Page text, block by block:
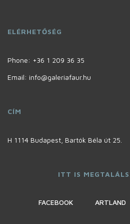
ELÉRHETŐSÉG
Phone: +36 1 209 36 35
Email: info@galeriafaur.hu
CÍM
H 1114 Budapest, Bartók Béla út 25.
ITT IS
FACEBOOK ARTLAND